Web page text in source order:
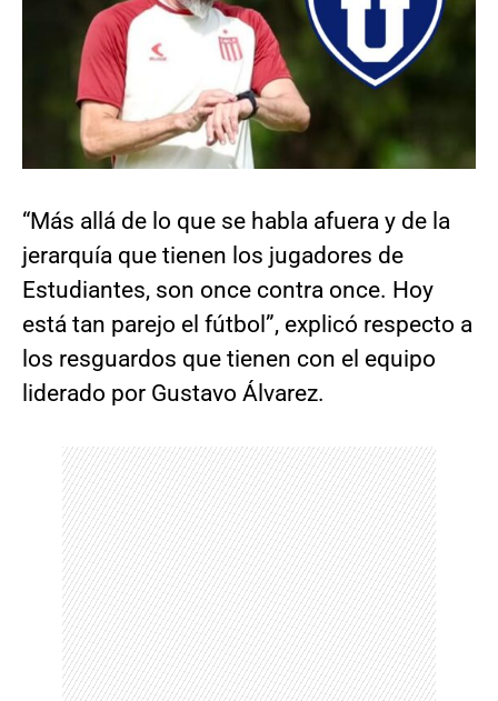
“Más allá de lo que se habla afuera y de la
jerarquía que tienen los jugadores de
Estudiantes, son once contra once. Hoy
está tan parejo el fútbol”, explicó respecto a
los resguardos que tienen con el equipo
liderado por Gustavo Álvarez.